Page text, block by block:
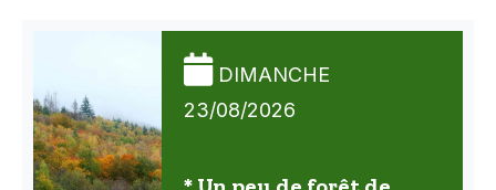
DIMANCHE
23/08/2026